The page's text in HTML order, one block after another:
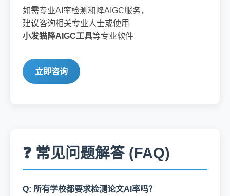
如需专业AI率检测和降AIGC服务，
建议咨询相关专业人士或使用
小发猫降AIGC工具等专业软件
立即咨询
❓ 常见问题解答 (FAQ)
Q: 所有学校都要求检测论文AI率吗？